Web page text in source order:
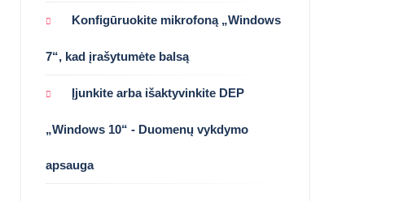
Konfigūruokite mikrofoną „Windows
7“, kad įrašytumėte balsą
Įjunkite arba išaktyvinkite DEP
„Windows 10“ - Duomenų vykdymo
apsauga